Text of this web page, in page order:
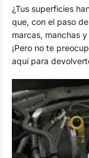
¿Tus superficies
que, con el paso
marcas, manchas
¡Pero no te
aquí para